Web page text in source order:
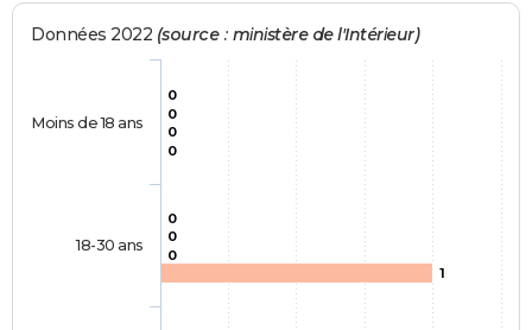
Données 2022 (source : ministère de l'Intérieur)
0
0
0
0
0
0
0
1
Moins de 18 ans
18-30 ans